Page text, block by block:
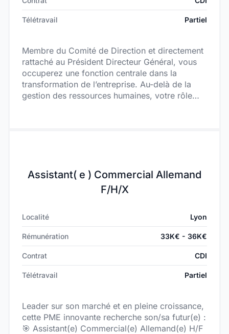
Télétravail Partiel
Membre du Comité de Direction et directement
rattaché au Président Directeur Général, vous
occuperez une fonction centrale dans la
transformation de l’entreprise. Au-delà de la
gestion des ressources humaines, votre rôle
entrepreneurial où de nombreux chantiers
restent à construire ou à consolider. Cette
fonction s’adresse à un profil capable d’allier
implication opérationnelle. Accompagné(e) de
de la montée en maturité de la fonction RH et
de son positionnement comme partenaire des
opérations et de la Direction Générale.
Assistant( e ) Commercial Allemand
F/H/X
Localité Lyon
Rémunération 33K€ - 36K€
Contrat CDI
Télétravail Partiel
Leader sur son marché et en pleine croissance,
cette PME innovante recherche son/sa futur(e) :
🎯 Assistant(e) Commercial(e) Allemand(e) H/F